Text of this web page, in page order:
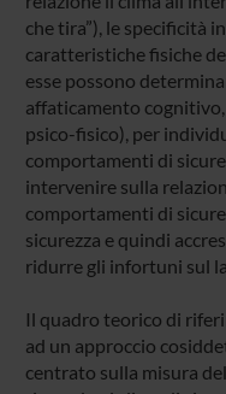
che tira”), le specificità
caratteristiche fisiche
esse possono
affaticamento
psico-fisico), per
comportamenti di
intervenire sulla
comportamenti di
sicurezza e quindi
ridurre gli infortuni sul
Il quadro teorico di
ad un approccio
centrato sulla misura